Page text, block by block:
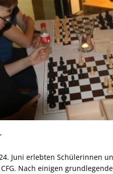
Juni erlebten Schülerinnen
Nach einigen